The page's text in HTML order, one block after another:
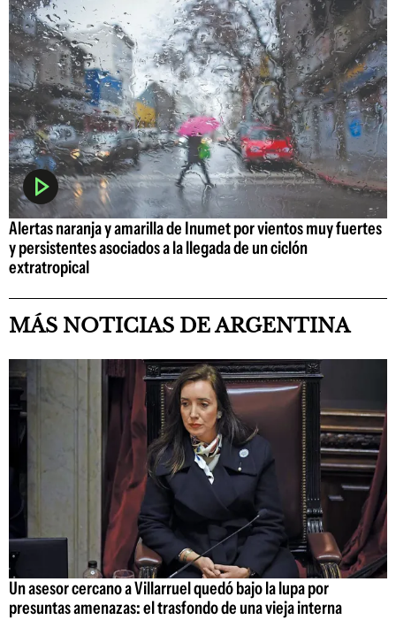
Alertas naranja y amarilla de Inumet por vientos muy fuertes
y persistentes asociados a la llegada de un ciclón
extratropical
MÁS NOTICIAS DE ARGENTINA
Un asesor cercano a Villarruel quedó bajo la lupa por
presuntas amenazas: el trasfondo de una vieja interna